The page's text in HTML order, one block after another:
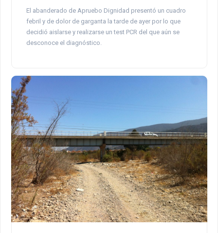
El abanderado de Apruebo Dignidad presentó un cuadro
febril y de dolor de garganta la tarde de ayer por lo que
decidió aislarse y realizarse un test PCR del que aún se
desconoce el diagnóstico.